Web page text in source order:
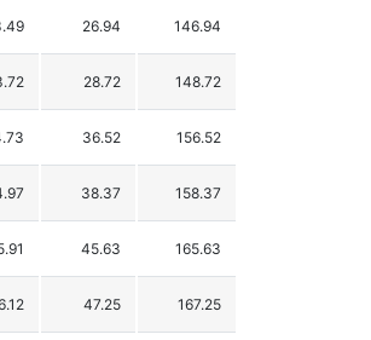
26.94 146.94
28.72 148.72
36.52 156.52
38.37 158.37
45.63 165.63
47.25 167.25